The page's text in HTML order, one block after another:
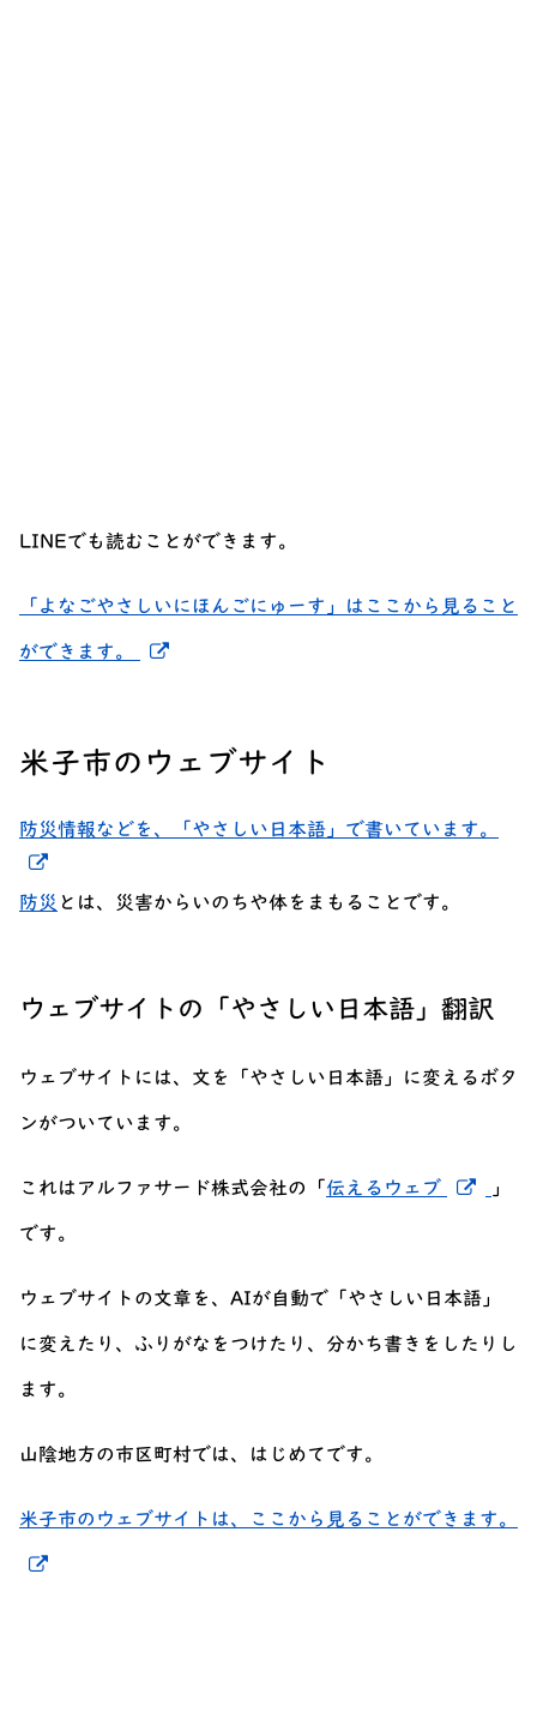
LINEでも読むことができます。
「よなごやさしいにほんごにゅーす」はここから見ること
ができます。
米子市のウェブサイト
防災情報などを、「やさしい日本語」で書いています。
防災 とは、災害からいのちや体をまもることです。
ウェブサイトの「やさしい日本語」翻訳
ウェブサイトには、文を「やさしい日本語」に変えるボタ
ンがついています。
これはアルファサード株式会社の「 伝えるウェブ 」
です。
ウェブサイトの文章を、AIが自動で「やさしい日本語」
に変えたり、ふりがなをつけたり、分かち書きをしたりし
ます。
山陰地方の市区町村では、はじめてです。
米子市のウェブサイトは、ここから見ることができます。